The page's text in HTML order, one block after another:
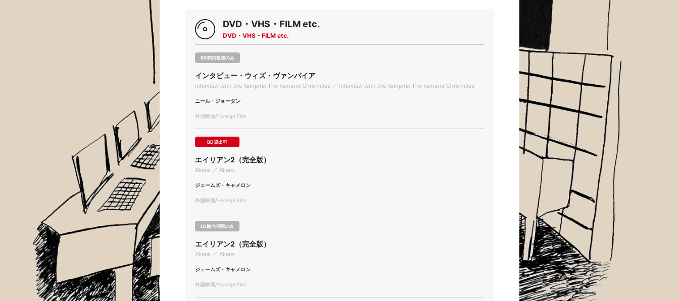
DVD・VHS・FILM etc.
DVD・VHS・FILM etc.
BD館内視聴のみ
インタビュー・ウィズ・ヴァンパイア
Interview with the Vampire: The Vampire Chronicles ／ Interview with the Vampire: The Vampire Chronicles
ニール・ジョーダン
外国映画/Foreign Film
BD貸出可
エイリアン2（完全版）
Aliens ／ Aliens
ジェームズ・キャメロン
外国映画/Foreign Film
LD館内視聴のみ
エイリアン2（完全版）
Aliens ／ Aliens
ジェームズ・キャメロン
外国映画/Foreign Film